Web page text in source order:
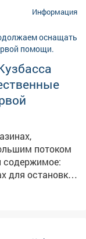
ажиотажный
Главам
оперативно
дни
утверждён
Информация
потоком
содержимое:
для остановки
в